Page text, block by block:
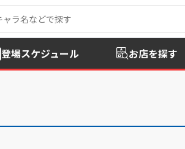
登場スケジュール お店を探す